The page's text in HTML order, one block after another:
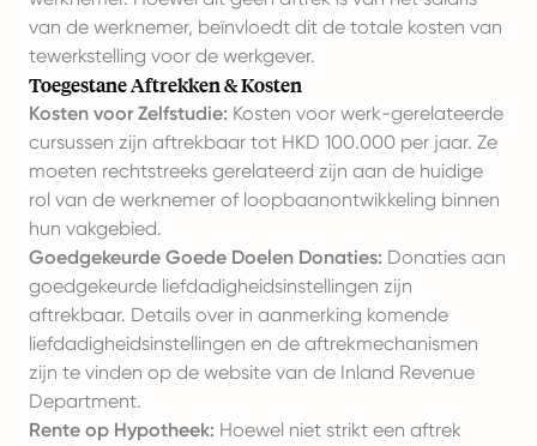
van de werknemer, beïnvloedt dit de totale kosten van
tewerkstelling voor de werkgever.
Toegestane Aftrekken & Kosten
Kosten voor Zelfstudie: Kosten voor werk-gerelateerde
cursussen zijn aftrekbaar tot HKD 100.000 per jaar. Ze
moeten rechtstreeks gerelateerd zijn aan de huidige
rol van de werknemer of loopbaanontwikkeling binnen
hun vakgebied.
Goedgekeurde Goede Doelen Donaties: Donaties aan
goedgekeurde liefdadigheidsinstellingen zijn
aftrekbaar. Details over in aanmerking komende
liefdadigheidsinstellingen en de aftrekmechanismen
zijn te vinden op de website van de Inland Revenue
Department.
Rente op Hypotheek: Hoewel niet strikt een aftrek